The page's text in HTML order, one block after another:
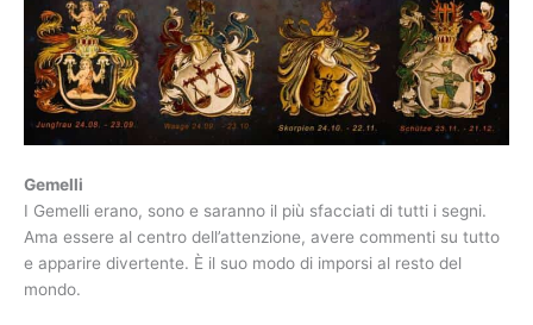
Gemelli
I Gemelli erano, sono e saranno il più sfacciati di tutti i segni.
Ama essere al centro dell’attenzione, avere commenti su tutto
e apparire divertente. È il suo modo di imporsi al resto del
mondo.